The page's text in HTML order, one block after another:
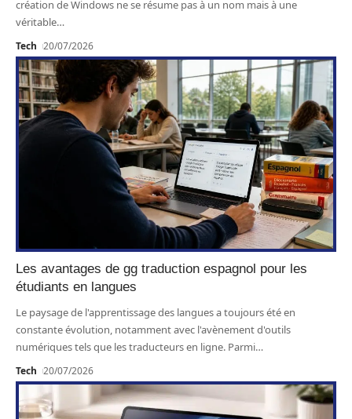
création de Windows ne se résume pas à un nom mais à une
véritable…
Tech 20/07/2026
Les avantages de gg traduction espagnol pour les
étudiants en langues
Le paysage de l'apprentissage des langues a toujours été en
constante évolution, notamment avec l'avènement d'outils
numériques tels que les traducteurs en ligne. Parmi…
Tech 20/07/2026